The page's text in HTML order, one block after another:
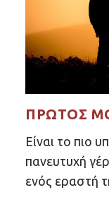
ΠΡΏΤΟΣ
Είναι το πιο
πανευτυχή
ενός εραστή